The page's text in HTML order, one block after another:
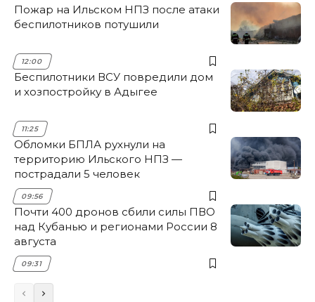
Пожар на Ильском НПЗ после атаки
беспилотников потушили
12:00
Беспилотники ВСУ повредили дом
и хозпостройку в Адыгее
11:25
Обломки БПЛА рухнули на
территорию Ильского НПЗ —
пострадали 5 человек
09:56
Почти 400 дронов сбили силы ПВО
над Кубанью и регионами России 8
августа
09:31